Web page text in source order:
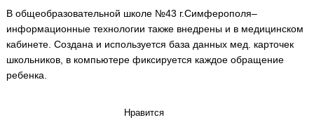
В общеобразовательной школе №43 г.Симферополя–
информационные технологии также внедрены и в медицинском
кабинете. Создана и используется база данных мед. карточек
школьников, в компьютере фиксируется каждое обращение
ребенка.
Нравится